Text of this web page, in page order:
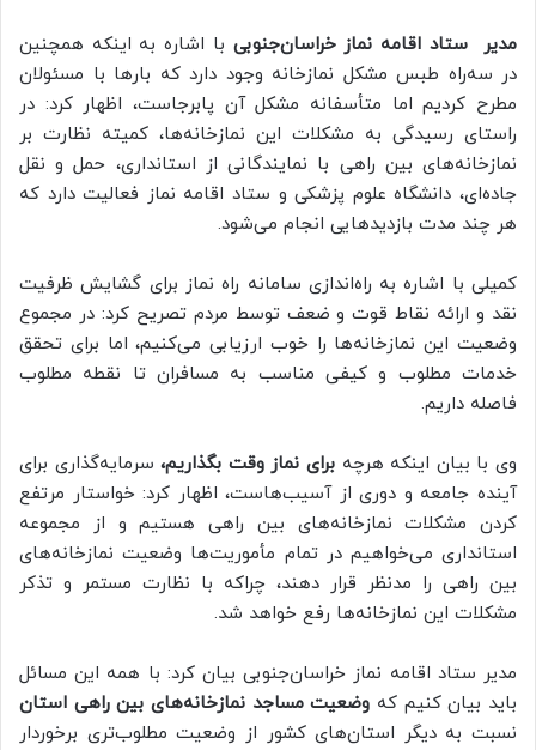
مدیر ستاد اقامه نماز خراسان‌جنوبی با اشاره به اینکه همچنین
در سه‌راه طبس مشکل نمازخانه وجود دارد که بارها با مسئولان
مطرح کردیم اما متأسفانه مشکل آن پابرجاست، اظهار کرد: در
راستای رسیدگی به مشکلات این نمازخانه‌ها، کمیته نظارت بر
نمازخانه‌های بین راهی با نمایندگانی از استانداری، حمل و نقل
جاده‌ای، دانشگاه علوم پزشکی و ستاد اقامه نماز فعالیت دارد که
هر چند مدت بازدیدهایی انجام می‌شود.
کمیلی با اشاره به راه‌اندازی سامانه راه نماز برای گشایش ظرفیت
نقد و ارائه نقاط قوت و ضعف توسط مردم تصریح کرد: در مجموع
وضعیت این نمازخانه‌ها را خوب ارزیابی می‌کنیم، اما برای تحقق
خدمات مطلوب و کیفی مناسب به مسافران تا نقطه مطلوب
فاصله داریم.
وی با بیان اینکه هرچه برای نماز وقت بگذاریم،سرمایه‌گذاری برای
آینده جامعه و دوری از آسیب‌هاست، اظهار کرد: خواستار مرتفع
کردن مشکلات نمازخانه‌های بین‌ راهی هستیم و از مجموعه
استانداری می‌خواهیم در تمام مأموریت‌ها وضعیت نمازخانه‌های
بین‌ راهی را مدنظر قرار دهند، چراکه با نظارت مستمر و تذکر
مشکلات این نمازخانه‌ها رفع خواهد شد.
مدیر ستاد اقامه نماز خراسان‌جنوبی بیان کرد: با همه این مسائل
باید بیان کنیم که وضعیت مساجد نمازخانه‌های بین راهی استان
نسبت به دیگر استان‌های کشور از وضعیت مطلوب‌تری برخوردار